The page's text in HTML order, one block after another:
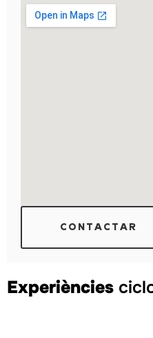
CONTACTAR
Experiències